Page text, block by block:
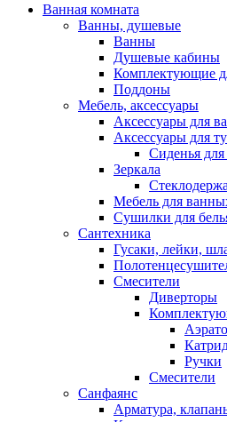
Ванная комната
Ванны, душевые
Ванны
Душевые кабины
Комплектующие
Поддоны
Мебель, аксессуары
Аксессуары для
Аксессуары для
Сиденья
Зеркала
Мебель для
Сушилки для
Сантехника
Гусаки, лейки,
Смесители
Диверторы
Ручки
Смесители
Санфаянс
Арматура,